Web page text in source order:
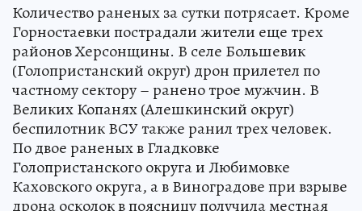
Количество раненых за сутки потрясает. Кроме
Горностаевки пострадали жители еще трех
районов Херсонщины. В селе Большевик
(Голопристанский округ) дрон прилетел по
частному сектору – ранено трое мужчин. В
Великих Копанях (Алешкинский округ)
беспилотник ВСУ также ранил трех человек.
По двое раненых в Гладковке
Голопристанского округа и Любимовке
Каховского округа, а в Виноградове при взрыве
дрона осколок в поясницу получила местная